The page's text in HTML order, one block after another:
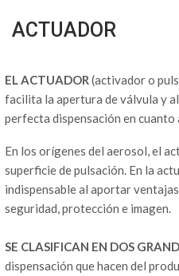
ACTUADOR
EL ACTUADOR (activador o
facilita la apertura de válvula y
perfecta dispensación en
En los orígenes del aerosol, el
superficie de pulsación. En la
indispensable al aportar
seguridad, protección e imagen.
SE CLASIFICAN EN DOS
dispensación que hacen del